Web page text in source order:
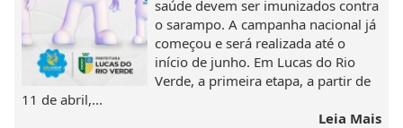
saúde devem ser imunizados contra
o sarampo. A campanha nacional já
começou e será realizada até o
início de junho. Em Lucas do Rio
Verde, a primeira etapa, a partir de
11 de abril,...
Leia Mais